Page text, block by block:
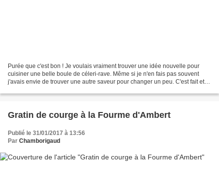
Purée que c'est bon ! Je voulais vraiment trouver une idée nouvelle pour
cuisiner une belle boule de céleri-rave. Même si je n'en fais pas souvent
j'avais envie de trouver une autre saveur pour changer un peu. C'est fait et
Gratin de courge à la Fourme d'Ambert
Publié le 31/01/2017 à 13:56
Par Chamborigaud